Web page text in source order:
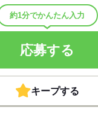
約1分でかんたん入力
応募する
キープする